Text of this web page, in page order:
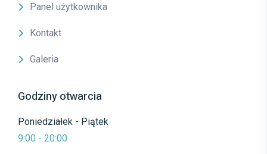
Panel użytkownika
Kontakt
Galeria
Godziny otwarcia
Poniedziałek - Piątek
9:00 - 20:00